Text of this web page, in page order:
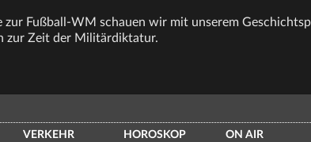
zur Fußball-WM schauen wir mit unserem
zur Zeit der Militärdiktatur.
VERKEHR HOROSKOP ON AIR